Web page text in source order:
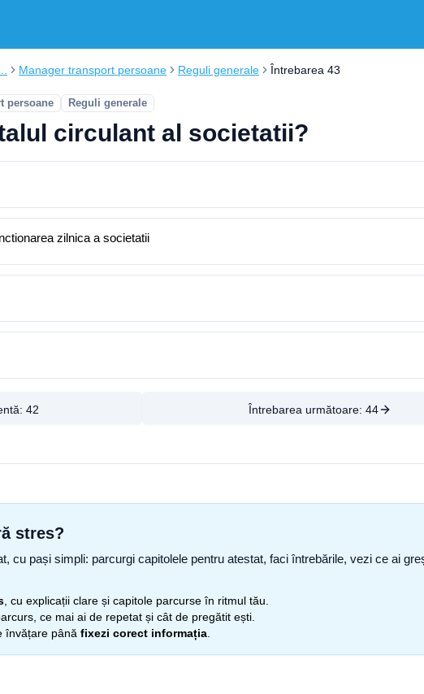
Manager transport persoane Reguli generale Întrebarea 43
persoane Reguli generale
circulant al societatii?
zilnica a societatii
42 Întrebarea următoare: 44
stres?
cu pași simpli: parcurgi capitolele pentru atestat, faci întrebările, vezi ce ai
, cu explicații clare și capitole parcurse în ritmul tău.
ce mai ai de repetat și cât de pregătit ești.
învățare până fixezi corect informația